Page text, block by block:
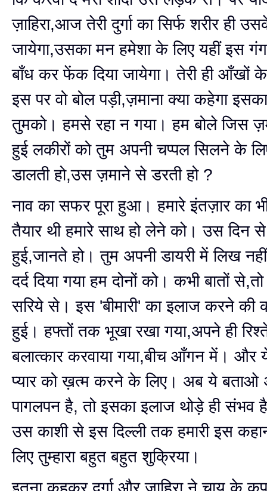
ज़ाहिरा,आज तेरी दुर्गा का सिर्फ शरीर ही
जायेगा,उसका मन हमेशा के लिए यहीं इस
बाँध कर फेंक दिया जायेगा। तेरी ही आँखों
इस पर वो बोल पड़ी,ज़माना क्या कहेगा
तुमको। हमसे रहा न गया। हम बोले जिस
हुई लकीरों को तुम अपनी चप्पल सिलने के
डालती हो,उस ज़माने से डरती हो ?
नाव का सफर पूरा हुआ। हमारे इंतज़ार का
तैयार थी हमारे साथ हो लेने को। उस दिन
हुई,जानते हो। तुम अपनी डायरी में लिख
दर्द दिया गया हम दोनों को। कभी बातों
सरिये से। इस 'बीमारी' का इलाज करने की
हुई। हफ्तों तक भूखा रखा गया,अपने ही
बलात्कार करवाया गया,बीच आँगन में।
प्यार को ख़त्म करने के लिए। अब ये बताओ
पागलपन है, तो इसका इलाज थोड़े ही
उस काशी से इस दिल्ली तक हमारी इस
लिए तुम्हारा बहुत बहुत शुक्रिया।